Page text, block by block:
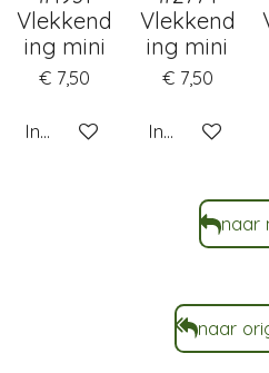
Vlekkend
ing mini
€ 7,50
In winkelwagen
Vlekkend
ing mini
€ 7,50
In
naar
naar